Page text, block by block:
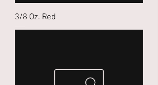
3/8 Oz. Red